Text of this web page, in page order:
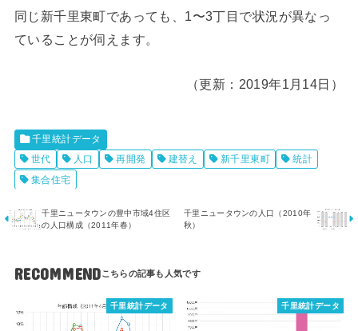
同じ新千里東町であっても、1〜3丁目で状況が異なっ
ていることが伺えます。
（更新：2019年1月14日）
千里統計データ
世代
人口 再開発 建替え 新千里東町
統計
集合住宅
千里ニュータウンの豊中市域4住区
の人口構成（2011年春）
千里ニュータウンの人口（2010年
秋）
RECOMMEND
千里統計データ 千里統計データ